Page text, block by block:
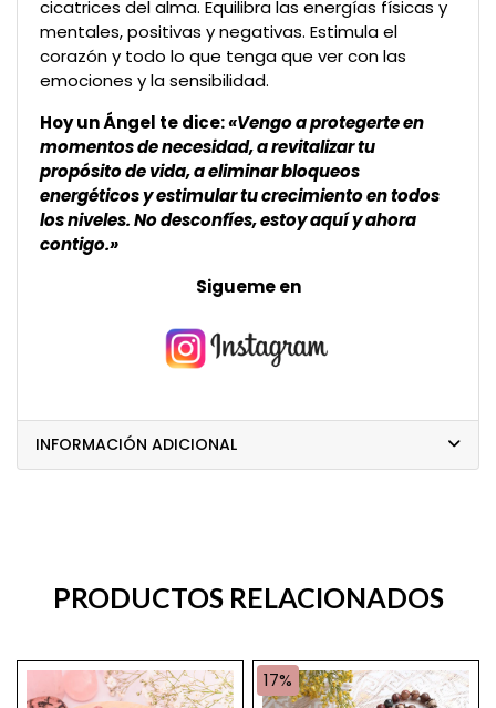
cicatrices del alma. Equilibra las energías físicas y
mentales, positivas y negativas. Estimula el
corazón y todo lo que tenga que ver con las
emociones y la sensibilidad.
Hoy un Ángel te dice:«Vengo a protegerte en
momentos de necesidad, a revitalizar tu
propósito de vida, a eliminar bloqueos
energéticos y estimular tu crecimiento en todos
los niveles. No desconfíes, estoy aquí y ahora
contigo.»
Sigueme en
INFORMACIÓN ADICIONAL
PRODUCTOS RELACIONADOS
17%